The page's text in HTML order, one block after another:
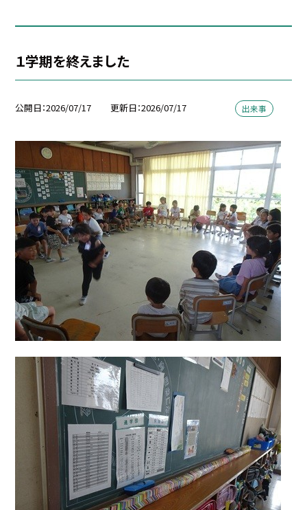
１学期を終えました
公開日 2026/07/17 更新日 2026/07/17 出来事